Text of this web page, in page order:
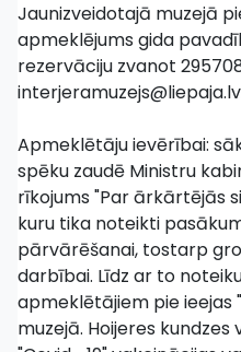
Jaunizveidotajā muzejā
apmeklējums gida
rezervāciju zvanot
Apmeklētāju ievērībai:
spēku zaudē Ministru
rīkojums "Par ārkārtējās
kuru tika noteikti
pārvārēšanai, tostarp
darbībai. Līdz ar to
apmeklētājiem pie ieejas
muzejā. Hoijeres